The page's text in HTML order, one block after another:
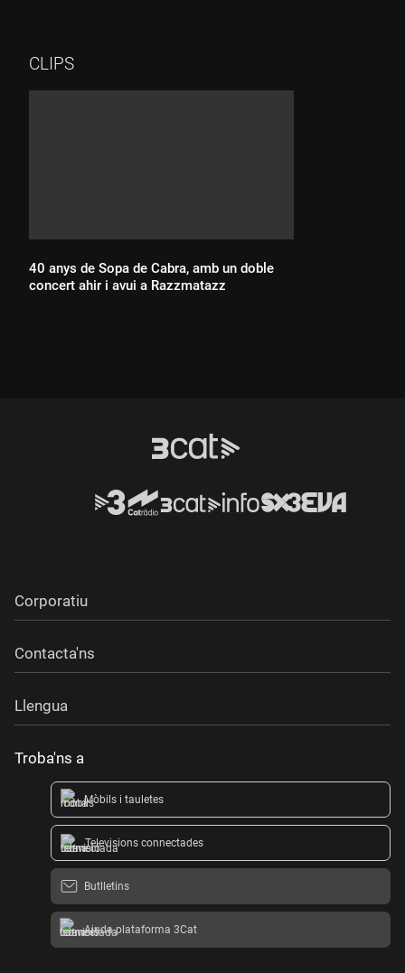
CLIPS
40 anys de Sopa de Cabra, amb un doble
concert ahir i avui a Razzmatazz
Corporatiu
Contacta'ns
Llengua
Troba'ns a
Mòbils i tauletes
Televisions connectades
Butlletins
Ajuda plataforma 3Cat